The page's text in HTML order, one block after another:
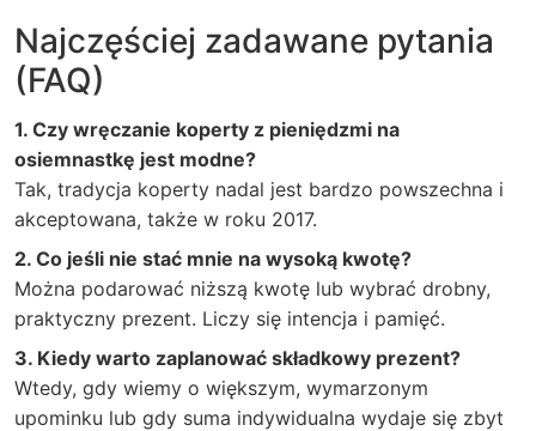
Najczęściej zadawane pytania
(FAQ)
1. Czy wręczanie koperty z pieniędzmi na
osiemnastkę jest modne?
Tak, tradycja koperty nadal jest bardzo powszechna i
akceptowana, także w roku 2017.
2. Co jeśli nie stać mnie na wysoką kwotę?
Można podarować niższą kwotę lub wybrać drobny,
praktyczny prezent. Liczy się intencja i pamięć.
3. Kiedy warto zaplanować składkowy prezent?
Wtedy, gdy wiemy o większym, wymarzonym
upominku lub gdy suma indywidualna wydaje się zbyt